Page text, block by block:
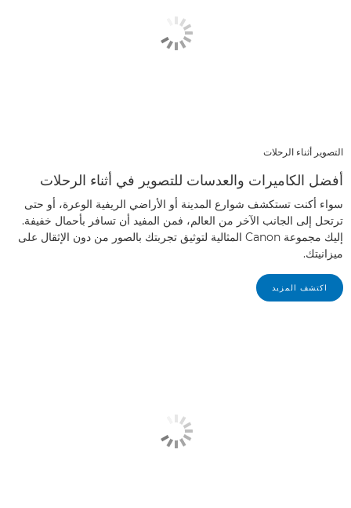
التصوير أثناء الرحلات
أفضل الكاميرات والعدسات للتصوير في أثناء الرحلات
سواء أكنت تستكشف شوارع المدينة أو الأراضي الريفية الوعرة، أو حتى
ترتحل إلى الجانب الآخر من العالم، فمن المفيد أن تسافر بأحمال خفيفة.
إليك مجموعة Canon المثالية لتوثيق تجربتك بالصور من دون الإثقال على
ميزانيتك.
اكتشف المزيد